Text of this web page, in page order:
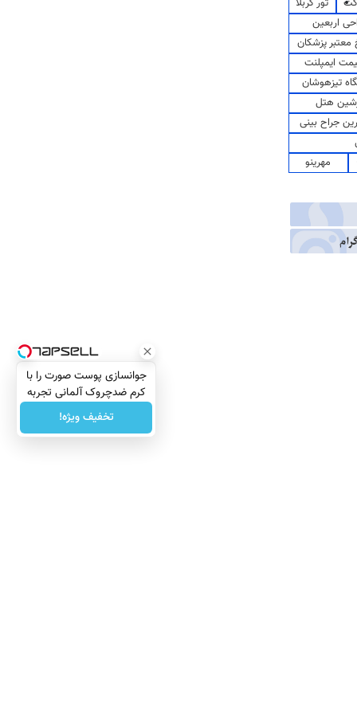
اربعین
پزشکان
ایمپلنت
تیزهوشان
هتل
جراح بینی
مهرینو
جوانسازی پوست صورت را با
کرم ضدچروک آلمانی تجربه
کنید!
تخفیف ویژه!